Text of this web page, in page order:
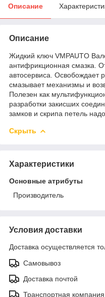
Описание
Описание
Жидкий ключ VMPAUTO
антифрикционная смазка.
автосервиса. Освобождает
смазывает механизмы и
Полезен как
разработки закисших
замков и скрипа петель
Скрыть
Характеристики
Основные атрибуты
Производитель
Условия доставки
Доставка осуществляется
Самовывоз
Доставка почтой
Транспортная компания